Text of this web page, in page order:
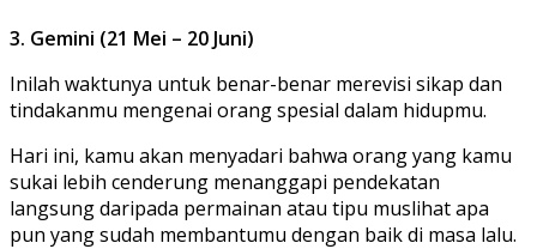
3. Gemini (21 Mei – 20 Juni)
Inilah waktunya untuk benar-benar merevisi sikap dan
tindakanmu mengenai orang spesial dalam hidupmu.
Hari ini, kamu akan menyadari bahwa orang yang kamu
sukai lebih cenderung menanggapi pendekatan
langsung daripada permainan atau tipu muslihat apa
pun yang sudah membantumu dengan baik di masa lalu.